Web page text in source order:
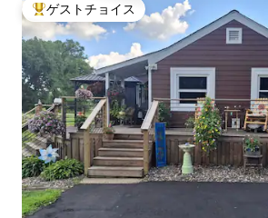
大好評のゲストチョイスです。
ゲストチョイス